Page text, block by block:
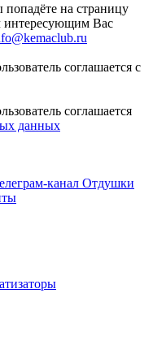
на страницу
интересующим Вас
соглашается с
соглашается
данных
канал Отдушки